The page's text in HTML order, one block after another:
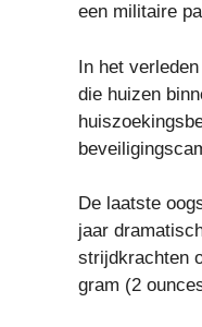
een militaire
In het
die huizen
De laatste
jaar
strijdkrachten
gram (2